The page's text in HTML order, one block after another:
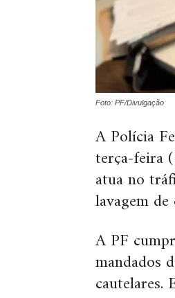
Foto: PF/Divulgação
A Polícia
terça-feira
atua no
lavagem
A PF
mandados
cautelares.